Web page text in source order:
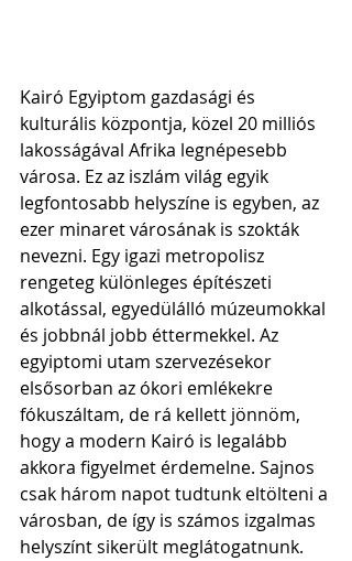
Kairó Egyiptom gazdasági és
kulturális központja, közel 20 milliós
lakosságával Afrika legnépesebb
városa. Ez az iszlám világ egyik
legfontosabb helyszíne is egyben, az
ezer minaret városának is szokták
nevezni. Egy igazi metropolisz
rengeteg különleges építészeti
alkotással, egyedülálló múzeumokkal
és jobbnál jobb éttermekkel. Az
egyiptomi utam szervezésekor
elsősorban az ókori emlékekre
fókuszáltam, de rá kellett jönnöm,
hogy a modern Kairó is legalább
akkora figyelmet érdemelne. Sajnos
csak három napot tudtunk eltölteni a
városban, de így is számos izgalmas
helyszínt sikerült meglátogatnunk.